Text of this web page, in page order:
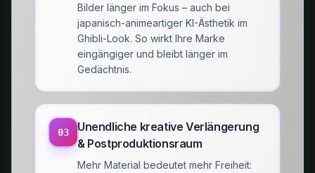
Bilder länger im Fokus – auch bei
japanisch-animeartiger KI-Ästhetik im
Ghibli-Look. So wirkt Ihre Marke
eingängiger und bleibt länger im
Gedächtnis.
03
Unendliche kreative Verlängerung
& Postproduktionsraum
Mehr Material bedeutet mehr Freiheit: